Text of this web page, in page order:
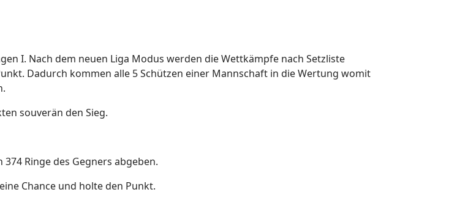
I. Nach dem neuen Liga Modus werden die Wettkämpfe nach Setzliste
Dadurch kommen alle 5 Schützen einer Mannschaft in die Wertung womit
souverän den Sieg.
Ringe des Gegners abgeben.
Chance und holte den Punkt.